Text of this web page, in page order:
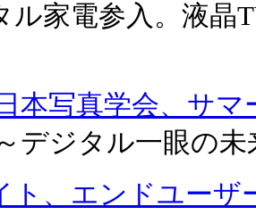
ル家電参入。液晶
日本写真学会、サ
デジタル一眼の
ト、エンドユーザ